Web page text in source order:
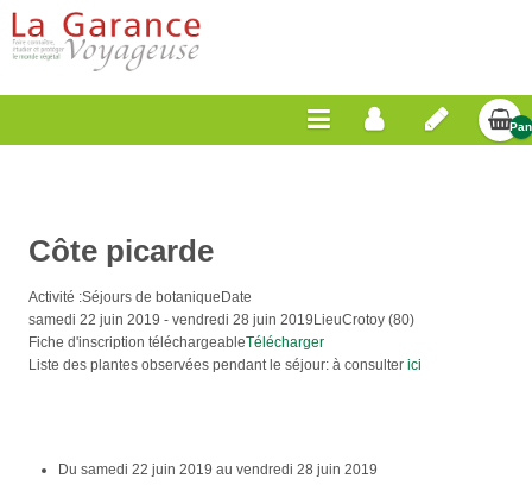
Côte picarde
Activité :Séjours de botanique Date
samedi 22 juin 2019 - vendredi 28 juin 2019 LieuCrotoy (80)
Fiche d'inscription téléchargeableTélécharger
Liste des plantes observées pendant le séjour: à consulter ici
Du samedi 22 juin 2019 au vendredi 28 juin 2019